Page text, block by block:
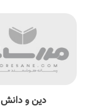
دین و دانش